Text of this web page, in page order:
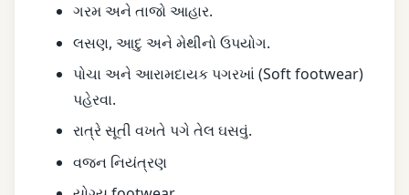
ગરમ અને તાજો આહાર.
લસણ, આદુ અને મેથીનો ઉપયોગ.
પોચા અને આરામદાયક પગરખાં (Soft footwear)
પહેરવા.
રાત્રે સૂતી વખતે પગે તેલ ઘસવું.
વજન નિયંત્રણ